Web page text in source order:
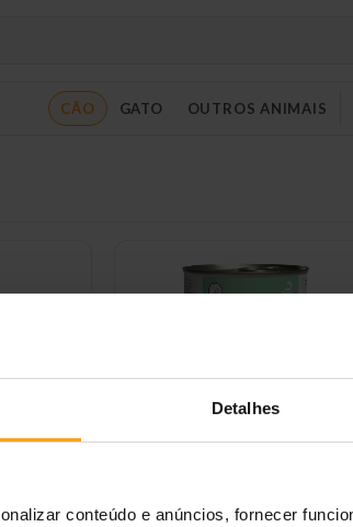
Detalhes
conteúdo e anúncios, fornecer
CÃO GATO OUTROS ANIMAIS
Support